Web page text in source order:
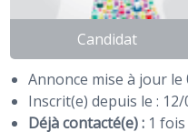
Candidat
Annonce mise à jour le
Inscrit(e) depuis le :
Déjà contacté(e) : 1 fois